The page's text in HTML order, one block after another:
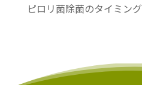
ピロリ菌除菌のタイミング